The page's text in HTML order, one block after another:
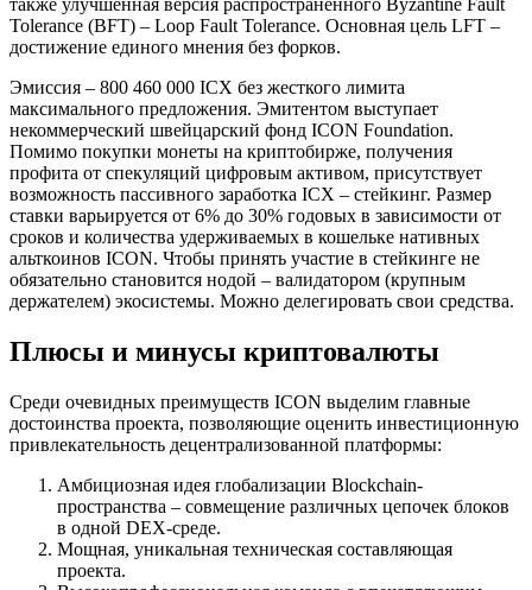
также улучшенная версия распространенного Byzantine Fault
Tolerance (BFT) – Loop Fault Tolerance. Основная цель LFT –
достижение единого мнения без форков.
Эмиссия – 800 460 000 ICX без жесткого лимита
максимального предложения. Эмитентом выступает
некоммерческий швейцарский фонд ICON Foundation.
Помимо покупки монеты на криптобирже, получения
профита от спекуляций цифровым активом, присутствует
возможность пассивного заработка ICX – стейкинг. Размер
ставки варьируется от 6% до 30% годовых в зависимости от
сроков и количества удерживаемых в кошельке нативных
альткоинов ICON. Чтобы принять участие в стейкинге не
обязательно становится нодой – валидатором (крупным
держателем) экосистемы. Можно делегировать свои средства.
Плюсы и минусы криптовалюты
Среди очевидных преимуществ ICON выделим главные
достоинства проекта, позволяющие оценить инвестиционную
привлекательность децентрализованной платформы:
Амбициозная идея глобализации Blockchain-
пространства – совмещение различных цепочек блоков
в одной DEX-среде.
Мощная, уникальная техническая составляющая
проекта.